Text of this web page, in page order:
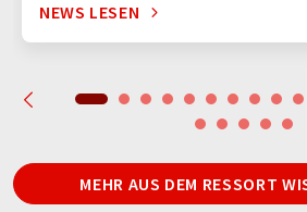
NEWS LESEN
MEHR AUS DEM RESSORT